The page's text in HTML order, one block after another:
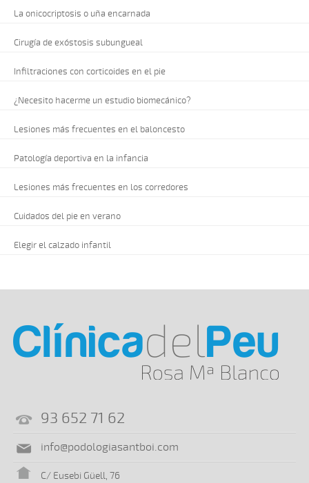
La onicocriptosis o uña encarnada
Cirugía de exóstosis subungueal
Infiltraciones con corticoides en el pie
¿Necesito hacerme un estudio biomecánico?
Lesiones más frecuentes en el baloncesto
Patología deportiva en la infancia
Lesiones más frecuentes en los corredores
Cuidados del pie en verano
Elegir el calzado infantil
93 652 71 62
info@podologiasantboi.com
C/ Eusebi Güell, 76